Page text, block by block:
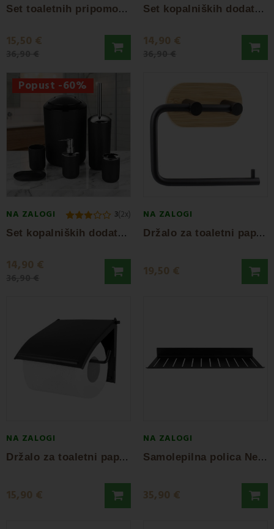
S
et toaletnih pripomočkov za kopalnico...
15,50 €
S
et kopalniških dodatkov Levi white EMI
14,90 €
Popust -60%
NA ZALOGI 3(2x)
S
et kopalniških dodatkov Levi black EMI
14,90 €
NA ZALOGI
D
ržalo za toaletni papir rjavo AWD
19,50 €
NA ZALOGI
D
ržalo za toaletni papir črno AWD
15,90 €
NA ZALOGI
S
amolepilna polica Nez črna AWD
35,90 €